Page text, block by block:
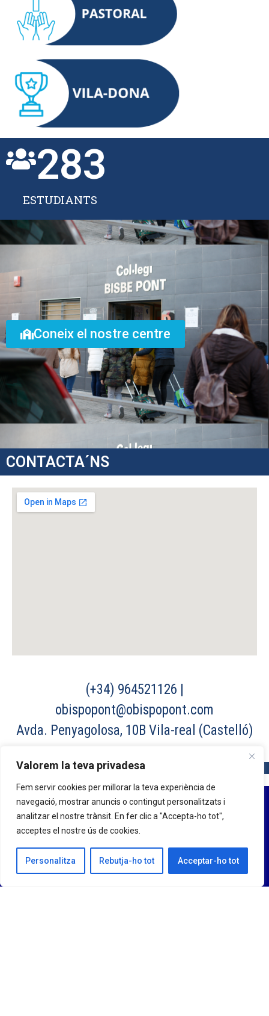
Valorem la teva privadesa
Fem servir cookies per millorar la teva experiència de
navegació, mostrar anuncis o contingut personalitzats i
analitzar el nostre trànsit. En fer clic a "Accepta-ho tot",
acceptes el nostre ús de cookies.
Personalitza Rebutja-ho tot Acceptar-ho tot
ESTUDIANTS
283
Coneix el nostre centre
CONTACTA´NS
(+34) 964521126 |
obispopont@obispopont.com
Avda. Penyagolosa, 10B Vila-real (Castelló)